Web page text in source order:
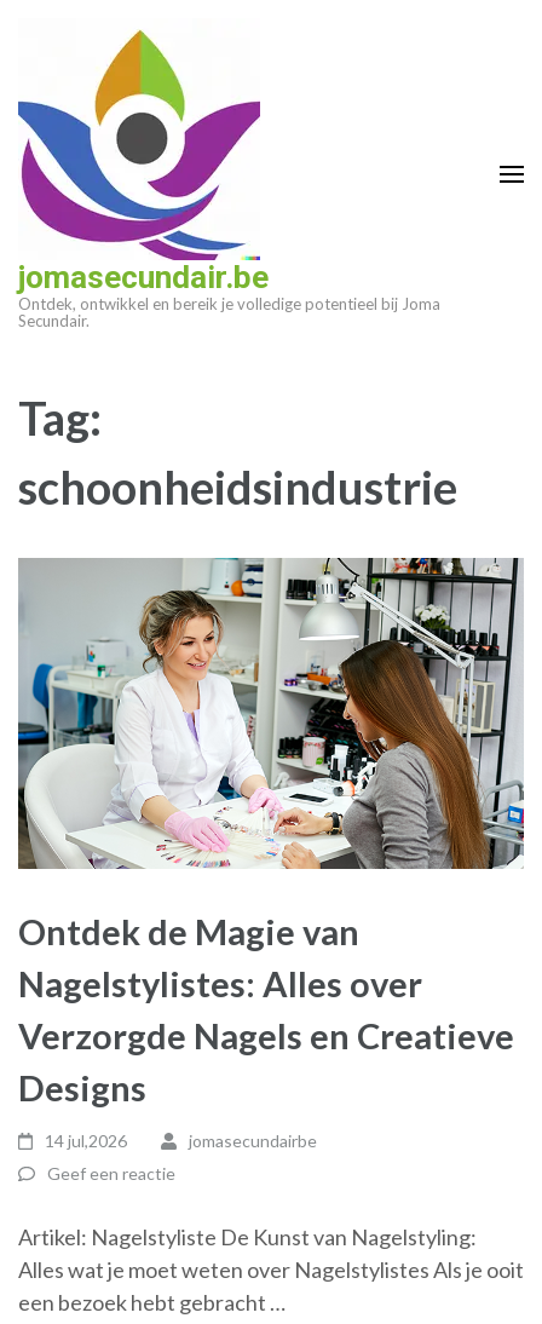
(druk
enter)
jomasecundair.be
Ontdek, ontwikkel en bereik je volledige potentieel bij Joma
Secundair.
Tag:
schoonheidsindustrie
Ontdek de Magie van
Nagelstylistes: Alles over
Verzorgde Nagels en Creatieve
Designs
14 jul,2026
jomasecundairbe
Geef een reactie
Artikel: Nagelstyliste De Kunst van Nagelstyling:
Alles wat je moet weten over Nagelstylistes Als je ooit
een bezoek hebt gebracht …